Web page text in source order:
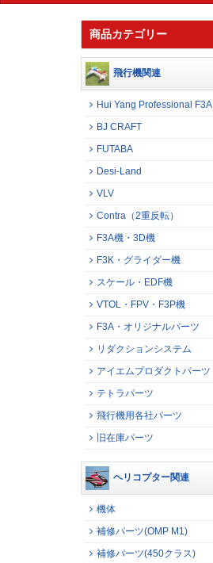
商品カテゴリー
飛行機関連
Hui Yang Professional F3A
BJ CRAFT
FUTABA
Desi-Land
VLV
Contra（2重反転）
F3A機・3D機
F3K・グライダー機
スケール・EDF機
VTOL・FPV・F3P機
F3A・オリジナルパーツ
リダクションシステム
アイエムプロダクトパーツ
テトラパーツ
飛行機用各社パーツ
旧在庫パーツ
ヘリコプター関連
機体
補修パーツ(OMP M1)
補修パーツ(450クラス)